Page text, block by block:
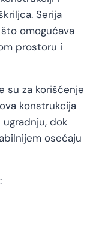
Serija
omogućava
prostoru i
su za korišćenje
konstrukcija
dok
osećaju